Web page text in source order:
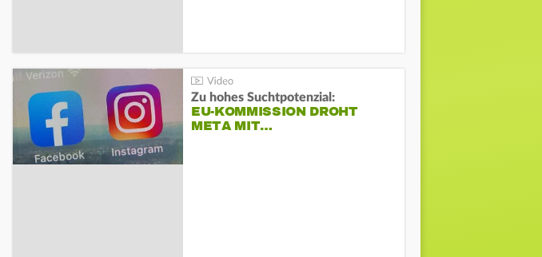
Zu hohes Suchtpotenzial:
EU-KOMMISSION DROHT
META MIT…